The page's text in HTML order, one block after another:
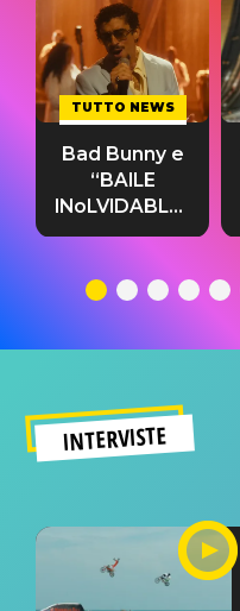
TUTTO NEWS
Bad Bunny e
“BAILE
INoLVIDABLE”:
testo,
significato
INTERVISTE